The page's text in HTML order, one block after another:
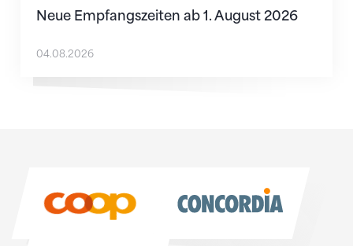
Neue Empfangszeiten ab 1. August 2026
04.08.2026